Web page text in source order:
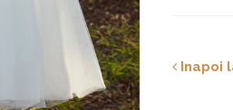
Inapoi